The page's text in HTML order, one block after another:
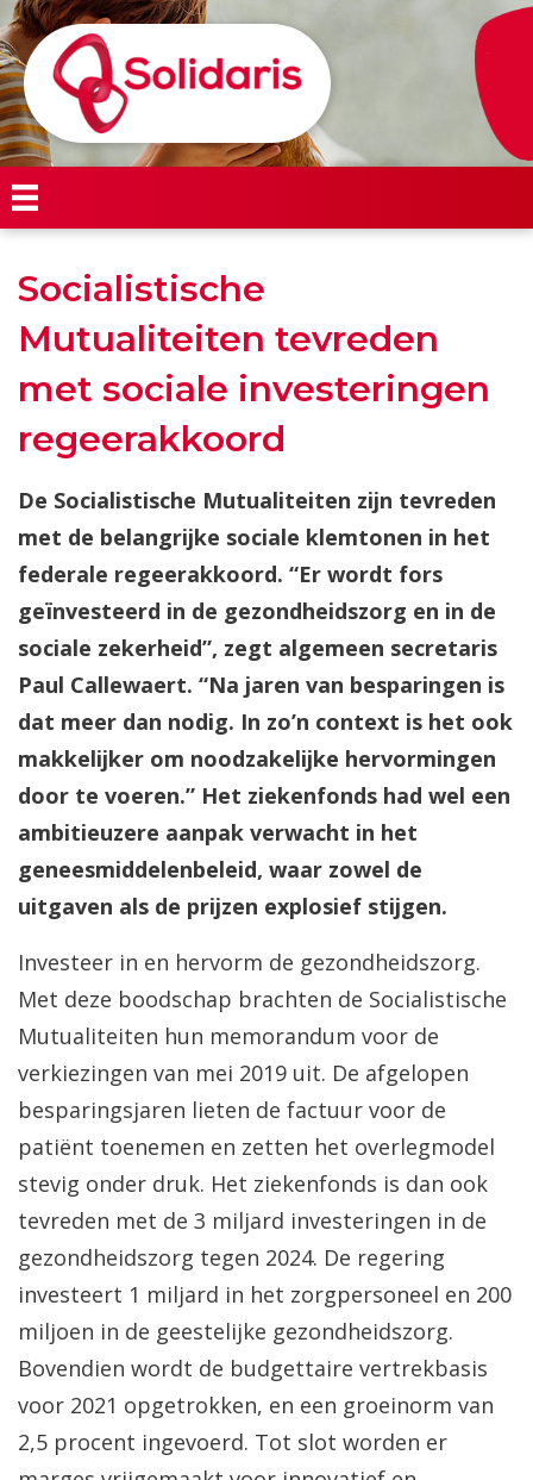
Socialistische
Mutualiteiten tevreden
met sociale investeringen
regeerakkoord
De Socialistische Mutualiteiten zijn tevreden
met de belangrijke sociale klemtonen in het
federale regeerakkoord. “Er wordt fors
geïnvesteerd in de gezondheidszorg en in de
sociale zekerheid”, zegt algemeen secretaris
Paul Callewaert. “Na jaren van besparingen is
dat meer dan nodig. In zo’n context is het ook
makkelijker om noodzakelijke hervormingen
door te voeren.” Het ziekenfonds had wel een
ambitieuzere aanpak verwacht in het
geneesmiddelenbeleid, waar zowel de
uitgaven als de prijzen explosief stijgen.
Investeer in en hervorm de gezondheidszorg.
Met deze boodschap brachten de Socialistische
Mutualiteiten hun memorandum voor de
verkiezingen van mei 2019 uit. De afgelopen
besparingsjaren lieten de factuur voor de
patiënt toenemen en zetten het overlegmodel
stevig onder druk. Het ziekenfonds is dan ook
tevreden met de 3 miljard investeringen in de
gezondheidszorg tegen 2024. De regering
investeert 1 miljard in het zorgpersoneel en 200
miljoen in de geestelijke gezondheidszorg.
Bovendien wordt de budgettaire vertrekbasis
voor 2021 opgetrokken, en een groeinorm van
2,5 procent ingevoerd. Tot slot worden er